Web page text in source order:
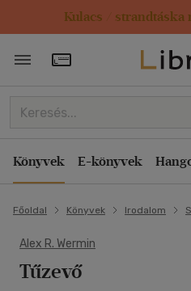
Kulacs / strandtáska
Törzsvásárlói Kártya
Könyvek E-könyvek
Főoldal Könyvek Irodalom
Alex R. Wermin
Tűzevő